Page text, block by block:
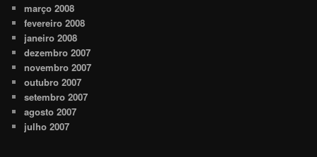
março 2008
fevereiro 2008
janeiro 2008
dezembro 2007
novembro 2007
outubro 2007
setembro 2007
agosto 2007
julho 2007